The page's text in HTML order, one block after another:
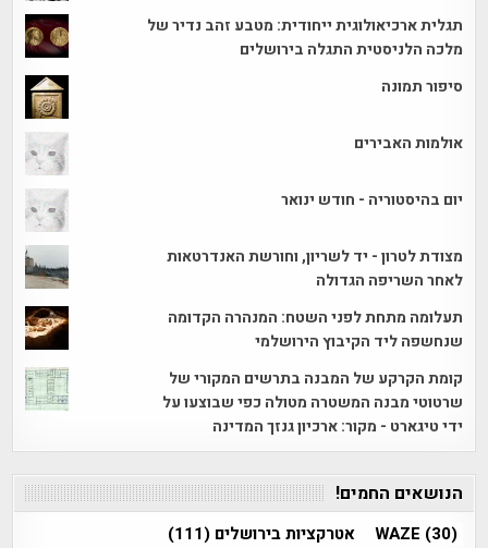
תגלית ארכיאולוגית ייחודית: מטבע זהב נדיר של
מלכה הלניסטית התגלה בירושלים
סיפור תמונה
אולמות האבירים
יום בהיסטוריה - חודש ינואר
מצודת לטרון - יד לשריון, וחורשת האנדרטאות
לאחר השריפה הגדולה
תעלומה מתחת לפני השטח: המנהרה הקדומה
שנחשפה ליד הקיבוץ הירושלמי
קומת הקרקע של המבנה בתרשים המקורי של
שרטוטי מבנה המשטרה מטולה כפי שבוצעו על
ידי טיגארט - מקור: ארכיון גנזך המדינה
הנושאים החמים!
WAZE (30) אטרקציות בירושלים (111)